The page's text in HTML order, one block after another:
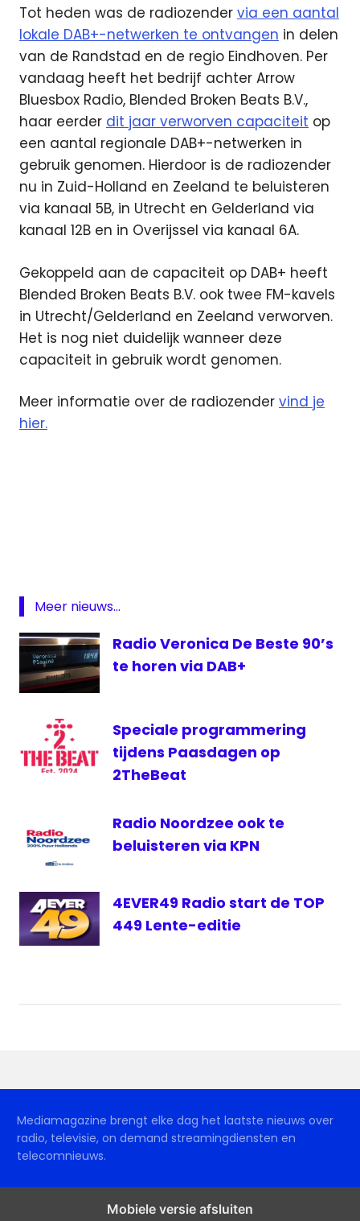
Tot heden was de radiozender via een aantal
lokale DAB+-netwerken te ontvangen in delen
van de Randstad en de regio Eindhoven. Per
vandaag heeft het bedrijf achter Arrow
Bluesbox Radio, Blended Broken Beats B.V.,
haar eerder dit jaar verworven capaciteit op
een aantal regionale DAB+-netwerken in
gebruik genomen. Hierdoor is de radiozender
nu in Zuid-Holland en Zeeland te beluisteren
via kanaal 5B, in Utrecht en Gelderland via
kanaal 12B en in Overijssel via kanaal 6A.
Gekoppeld aan de capaciteit op DAB+ heeft
Blended Broken Beats B.V. ook twee FM-kavels
in Utrecht/Gelderland en Zeeland verworven.
Het is nog niet duidelijk wanneer deze
capaciteit in gebruik wordt genomen.
Meer informatie over de radiozender vind je
hier.
radio
Meer nieuws...
Radio Veronica De Beste 90’s
te horen via DAB+
Speciale programmering
tijdens Paasdagen op
2TheBeat
Radio Noordzee ook te
beluisteren via KPN
4EVER49 Radio start de TOP
449 Lente-editie
Mediamagazine brengt elke dag het laatste nieuws over
radio, televisie, on demand streamingdiensten en
telecomnieuws.
Mobiele versie afsluiten